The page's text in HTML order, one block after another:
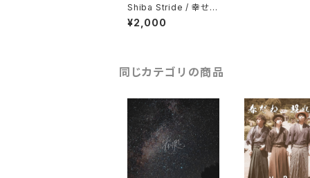
Shiba Stride / 幸せを
願って
¥2,000
同じカテゴリの商品